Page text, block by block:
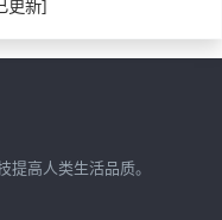
更新]
高人类生活品质。